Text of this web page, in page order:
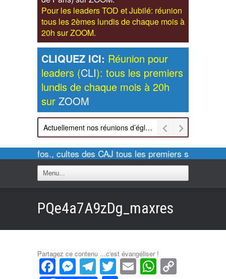
Pour les leaders TOD et Jubilé: réunion
tous les 2èmes lundis de chaque mois à
20h sur ZOOM.
CLIQUEZ ICI: Réunion pour
leaders (CLI): tous les premiers
lundis de chaque mois à 20h
sur ZOOM
Actuellement nos réunions d’église sont retransmises sur ZOOM les dimanches à 11h et vendredis à 20h00
Pour infos., cultes des CAJ tous les premiers samedis
PQe4a7A9zDg_maxres
Partagez ce contenu ...c'est évangéliser !
Facebook
Messenger
Telegram
Twitter
Email